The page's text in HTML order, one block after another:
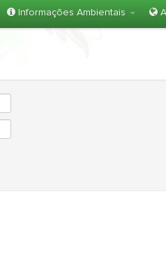
Informações Ambientais